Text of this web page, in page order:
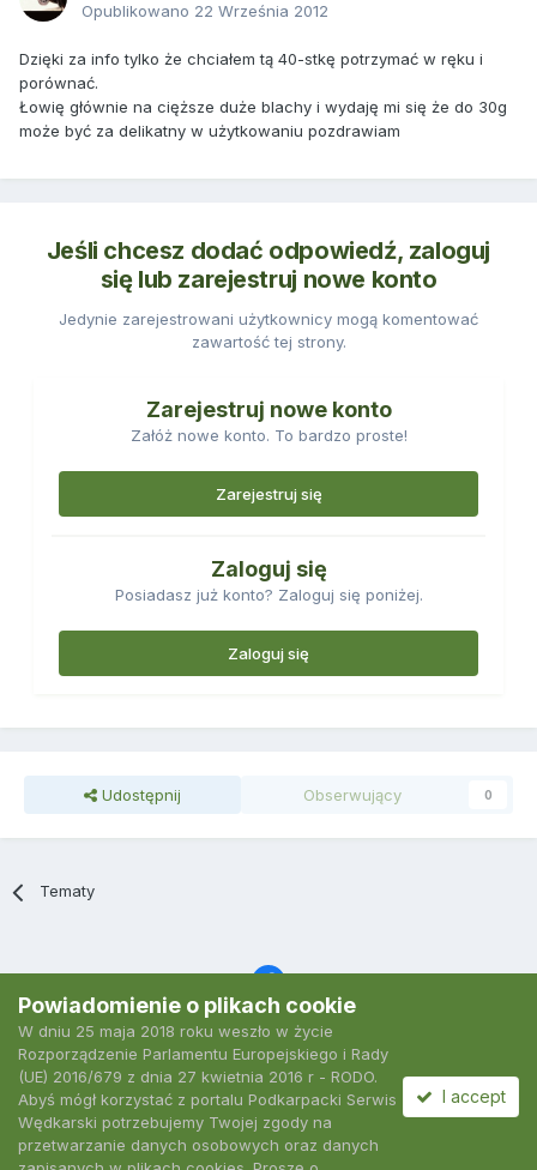
Opublikowano 22 Września 2012
Dzięki za info tylko że chciałem tą 40-stkę potrzymać w ręku i
porównać.
Łowię głównie na cięższe duże blachy i wydaję mi się że do 30g
może być za delikatny w użytkowaniu pozdrawiam
Jeśli chcesz dodać odpowiedź, zaloguj
się lub zarejestruj nowe konto
Jedynie zarejestrowani użytkownicy mogą komentować
zawartość tej strony.
Zarejestruj nowe konto
Załóż nowe konto. To bardzo proste!
Zarejestruj się
Zaloguj się
Posiadasz już konto? Zaloguj się poniżej.
Zaloguj się
Udostępnij Obserwujący 0
Tematy
Język Polityka prywatności Kontakt
2007-2026 Podkarpacki Serwis Wędkarski
Powiadomienie o plikach cookie
W dniu 25 maja 2018 roku weszło w życie
Rozporządzenie Parlamentu Europejskiego i Rady
(UE) 2016/679 z dnia 27 kwietnia 2016 r - RODO.
Abyś mógł korzystać z portalu Podkarpacki Serwis
Wędkarski potrzebujemy Twojej zgody na
przetwarzanie danych osobowych oraz danych
I accept